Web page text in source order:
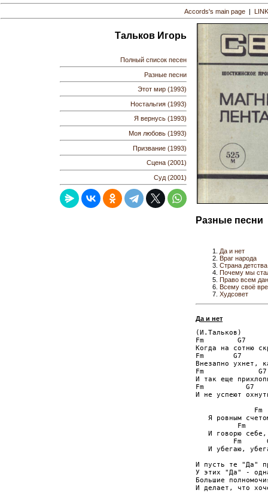
Accords's main page |
Тальков Игорь
Полный список песен
Разные песни
Этот мир (1993)
Ностальгия (1993)
Я вернусь (1993)
Моя любовь (1993)
Призвание (1993)
Сцена (2001)
Суд (2001)
Разные песни
Да и нет
Враг народа
Страна детства
Почему мы
Право всем
Всему своё
Худсовет
Да и нет
(И.Тальков)
Fm        G7
Когда на сотню
Fm       G7
Внезапно ухнет,
Fm             G7
И так еще
Fm          G7
И не успеют
Fm
Я ровным
Fm
И говорю
Fm
И убегаю,
И пусть те "Да"
У этих "Да" -
Большие
И делает, что